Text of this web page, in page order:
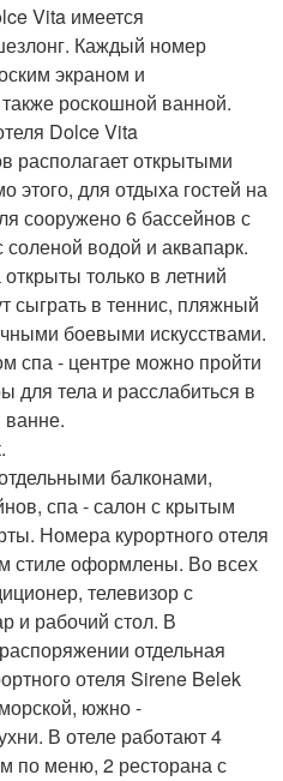
Vita имеется
Каждый номер
экраном и
роскошной ванной.
Dolce Vita
располагает открытыми
для отдыха гостей на
сооружено 6 бассейнов с
водой и аквапарк.
только в летний
сыграть в теннис, пляжный
боевыми искусствами.
спа - центре можно пройти
тела и расслабиться в
балконами,
спа - салон с крытым
Номера курортного отеля
стиле оформлены. Во всех
телевизор с
и рабочий стол. В
отдельная
отеля Sirene Belek
южно -
В отеле работают 4
по меню, 2 ресторана с